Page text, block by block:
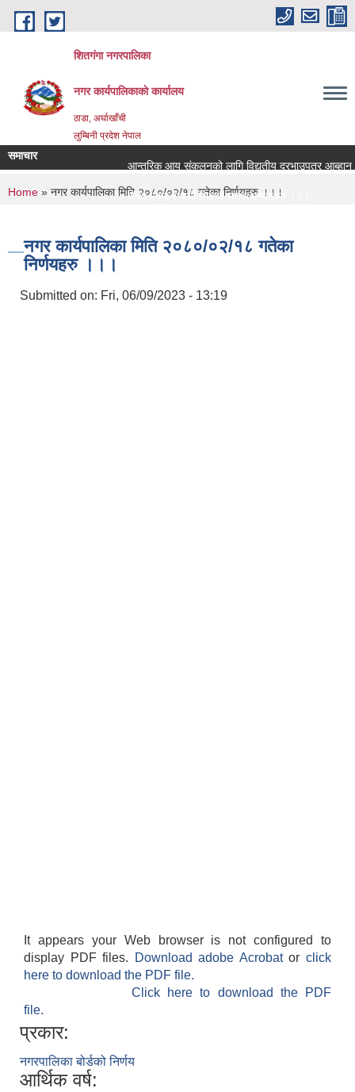
Skip to main content
शितगंगा नगरपालिका
नगर कार्यपालिकाकाे कार्यालय
ठाडा, अर्घाखाँची
लुम्बिनी प्रदेश नेपाल
समाचार
आन्तरिक आय संकलनको लागि विद्युतीय दरभाउपत्र आब्हान
रिक्त पदमा स्थायी शिक्षक सरुवा सम्बन्धमा ।।।
You are here
Home » नगर कार्यपालिका मिति २०८०/०२/१८ गतेका निर्णयहरु ।।।
नगर कार्यपालिका मिति २०८०/०२/१८ गतेका
निर्णयहरु ।।।
Submitted on: Fri, 06/09/2023 - 13:19
It appears your Web browser is not configured to
display PDF files.
Download adobe Acrobatorclick
here to download the PDF file.
Click here to download the PDF
file.
प्रकार:
नगरपालिका बोर्डको निर्णय
आर्थिक वर्ष: